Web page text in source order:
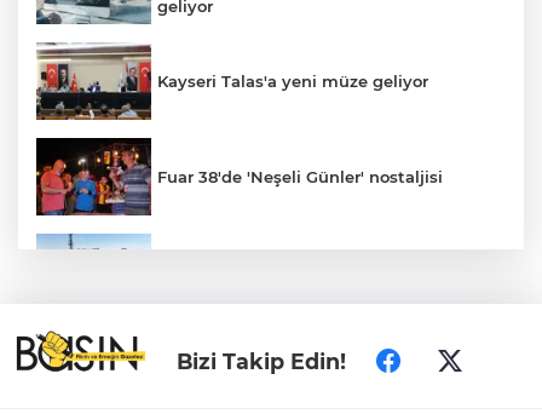
geliyor
Kayseri Talas'a yeni müze geliyor
Fuar 38'de 'Neşeli Günler' nostaljisi
Özgür Özel ve Veli Ağbaba için fezleke
Bizi Takip Edin!